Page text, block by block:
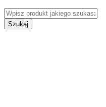
Szukaj